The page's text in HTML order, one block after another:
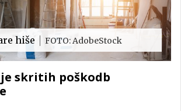
hiše FOTO: AdobeStock
skritih poškodb